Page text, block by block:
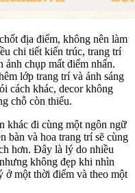
địa điểm, không nên làm
chi tiết kiến trúc, trang trí
ảnh chụp mất điểm nhấn.
lớp trang trí và ánh sáng
cách khác, decor không
chỗ còn thiếu.
khác đi cùng một ngôn ngữ
bàn và hoa trang trí sẽ cùng
hơn. Đây là lý do nhiều
không đẹp khi nhìn
ở một thời điểm và theo một